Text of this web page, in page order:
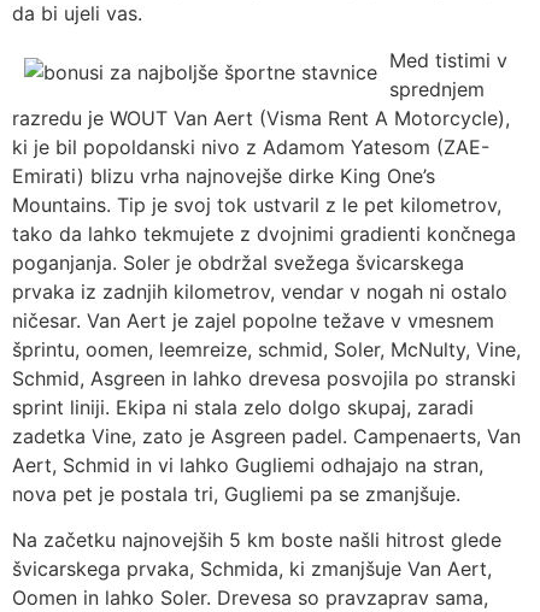
da bi ujeli vas.
Med tistimi v
sprednjem
razredu je WOUT Van Aert (Visma Rent A Motorcycle),
ki je bil popoldanski nivo z Adamom Yatesom (ZAE-
Emirati) blizu vrha najnovejše dirke King One’s
Mountains. Tip je svoj tok ustvaril z le pet kilometrov,
tako da lahko tekmujete z dvojnimi gradienti končnega
poganjanja. Soler je obdržal svežega švicarskega
prvaka iz zadnjih kilometrov, vendar v nogah ni ostalo
ničesar. Van Aert je zajel popolne težave v vmesnem
šprintu, oomen, leemreize, schmid, Soler, McNulty, Vine,
Schmid, Asgreen in lahko drevesa posvojila po stranski
sprint liniji. Ekipa ni stala zelo dolgo skupaj, zaradi
zadetka Vine, zato je Asgreen padel. Campenaerts, Van
Aert, Schmid in vi lahko Gugliemi odhajajo na stran,
nova pet je postala tri, Gugliemi pa se zmanjšuje.
Na začetku najnovejših 5 km boste našli hitrost glede
švicarskega prvaka, Schmida, ki zmanjšuje Van Aert,
Oomen in lahko Soler. Drevesa so pravzaprav sama,